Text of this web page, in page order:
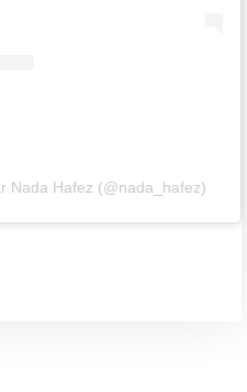
Nada Hafez (@nada_hafez)